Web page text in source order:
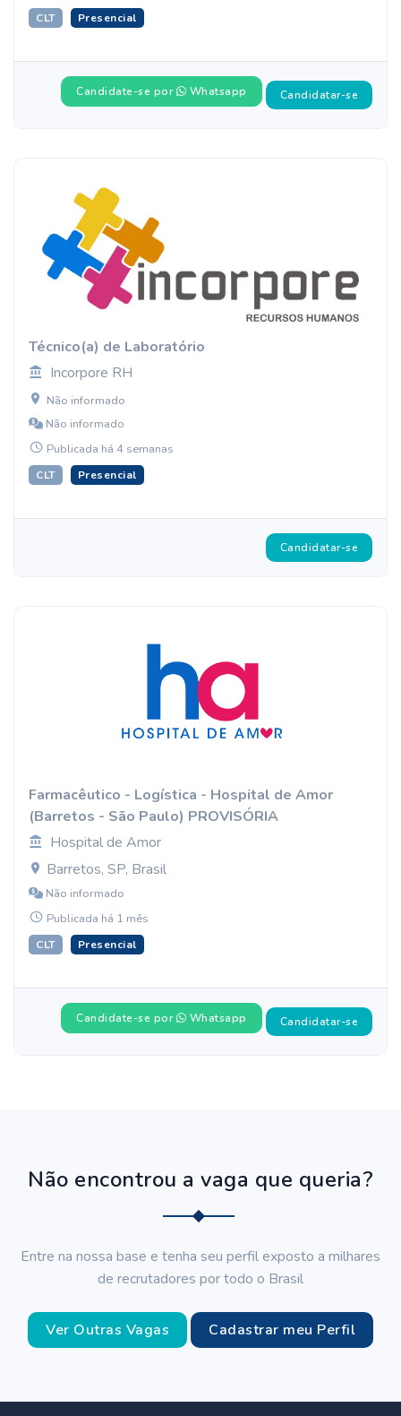
CLT Presencial
Candidate-se por Whatsapp Candidatar-se
Técnico(a) de Laboratório
Incorpore RH
Não informado
Não informado
Publicada há 4 semanas
CLT Presencial
Candidatar-se
Farmacêutico - Logística - Hospital de Amor
(Barretos - São Paulo) PROVISÓRIA
Hospital de Amor
Barretos, SP, Brasil
Não informado
Publicada há 1 mês
CLT Presencial
Candidate-se por Whatsapp Candidatar-se
Não encontrou a vaga que queria?
Entre na nossa base e tenha seu perfil exposto a milhares
de recrutadores por todo o Brasil
Ver Outras Vagas Cadastrar meu Perfil